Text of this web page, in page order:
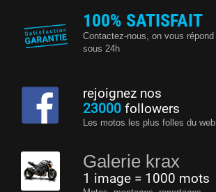
100% SATISFAIT
Contactez-nous, on vous répond
sous 24h
rejoignez nos
23000followers
Les motos les plus folles du web
Galerie krax
1 image = 1000 mots